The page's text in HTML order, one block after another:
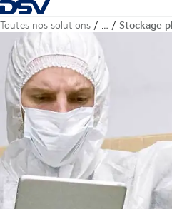
Retour à la page d'accueil
Toutes nos solutions … Stockage